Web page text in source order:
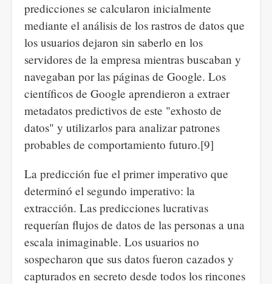
predicciones se calcularon inicialmente
mediante el análisis de los rastros de datos que
los usuarios dejaron sin saberlo en los
servidores de la empresa mientras buscaban y
navegaban por las páginas de Google. Los
científicos de Google aprendieron a extraer
metadatos predictivos de este "exhosto de
datos" y utilizarlos para analizar patrones
probables de comportamiento futuro.[9]
La predicción fue el primer imperativo que
determinó el segundo imperativo: la
extracción. Las predicciones lucrativas
requerían flujos de datos de las personas a una
escala inimaginable. Los usuarios no
sospecharon que sus datos fueron cazados y
capturados en secreto desde todos los rincones